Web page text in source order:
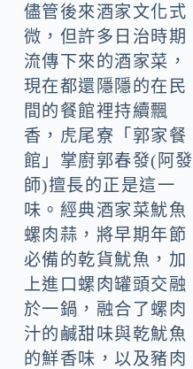
儘管後來酒家文化式
微，但許多日治時期
流傳下來的酒家菜，
現在都還隱隱的在民
間的餐館裡持續飄
香，虎尾寮「郭家餐
館」掌廚郭春發(阿發
師)擅長的正是這一
味。經典酒家菜魷魚
螺肉蒜，將早期年節
必備的乾貨魷魚，加
上進口螺肉罐頭交融
於一鍋，融合了螺肉
汁的鹹甜味與乾魷魚
的鮮香味，以及豬肉